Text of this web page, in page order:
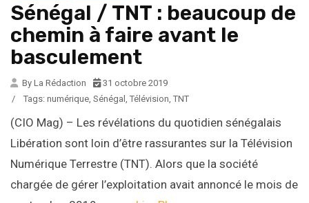
Sénégal / TNT : beaucoup de
chemin à faire avant le
basculement
By La Rédaction
31 octobre 2019
/
Tags: numérique, Sénégal , Télévision, TNT
(CIO Mag) – Les révélations du quotidien sénégalais
Libération sont loin d’être rassurantes sur la Télévision
Numérique Terrestre (TNT). Alors que la société
chargée de gérer l’exploitation avait annoncé le mois de